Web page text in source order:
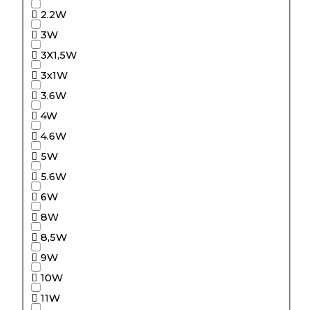
2.2W
3W
3X1,5W
3x1W
3.6W
4W
4.6W
5W
5.6W
6W
8W
8,5W
9W
10W
11W